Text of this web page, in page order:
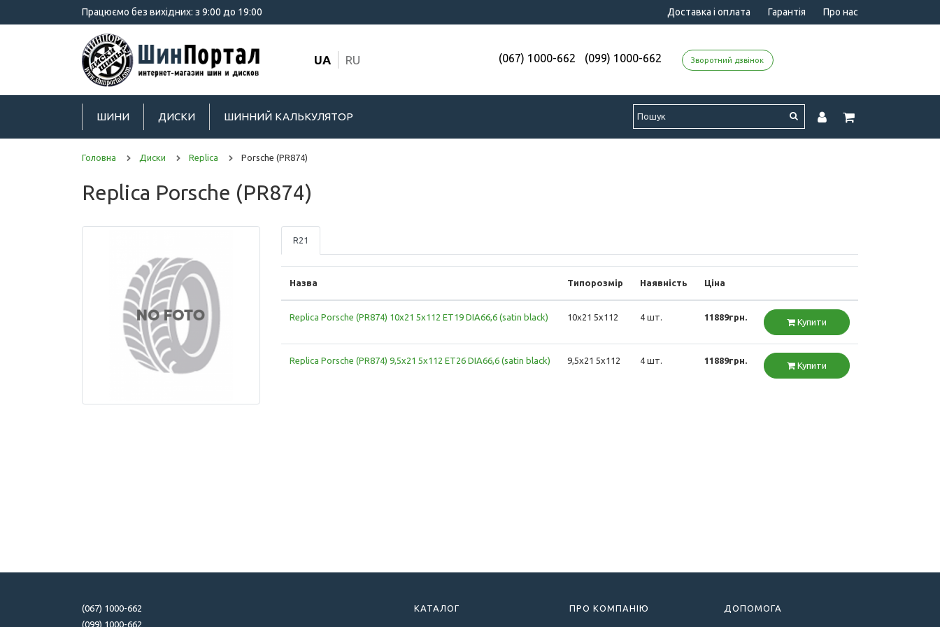
Працюємо без вихідних: з 9:00 до 19:00 Доставка і оплата Гарантія Про нас
UA RU (067) 1000-662 (099) 1000-662 Зворотний дзвінок
ШИНИ ДИСКИ ШИННИЙ КАЛЬКУЛЯТОР
Головна Диски Replica Porsche (PR874)
Replica Porsche (PR874)
R21
Назва Типорозмір Наявність Ціна
Replica Porsche (PR874) 10x21 5x112 ET19 DIA66,6 (satin black) 10x21 5x112 4 шт. 11889грн. Купити
Replica Porsche (PR874) 9,5x21 5x112 ET26 DIA66,6 (satin black) 9,5x21 5x112 4 шт. 11889грн. Купити
(067) 1000-662
(099) 1000-662
КАТАЛОГ ПРО КОМПАНІЮ ДОПОМОГА